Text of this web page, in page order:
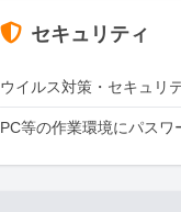
セキュリティ
ウイルス対策・セキュリ
PC等の作業環境にパスワ